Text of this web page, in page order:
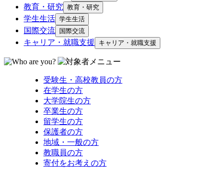
教育・研究 教育・研究
学生生活 学生生活
国際交流 国際交流
キャリア・就職支援 キャリア・就職支援
受験生・高校教員の方
在学生の方
大学院生の方
卒業生の方
留学生の方
保護者の方
地域・一般の方
教職員の方
寄付をお考えの方